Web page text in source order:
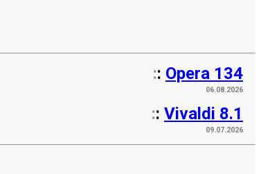
:: Opera 134
06.08.2026
:: Vivaldi 8.1
09.07.2026